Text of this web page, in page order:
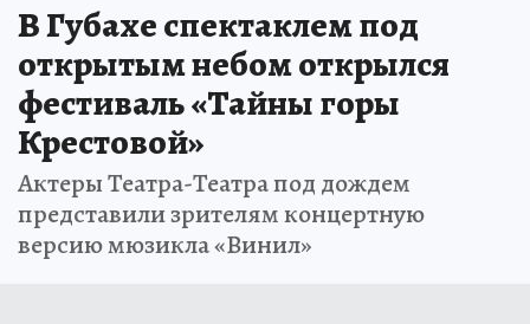
В Губахе спектаклем под
открытым небом открылся
фестиваль «Тайны горы
Крестовой»
Актеры Театра-Театра под дождем
представили зрителям концертную
версию мюзикла «Винил»